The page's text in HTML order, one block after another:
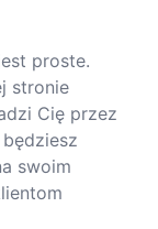
proste.
stronie
Cię przez
swoim